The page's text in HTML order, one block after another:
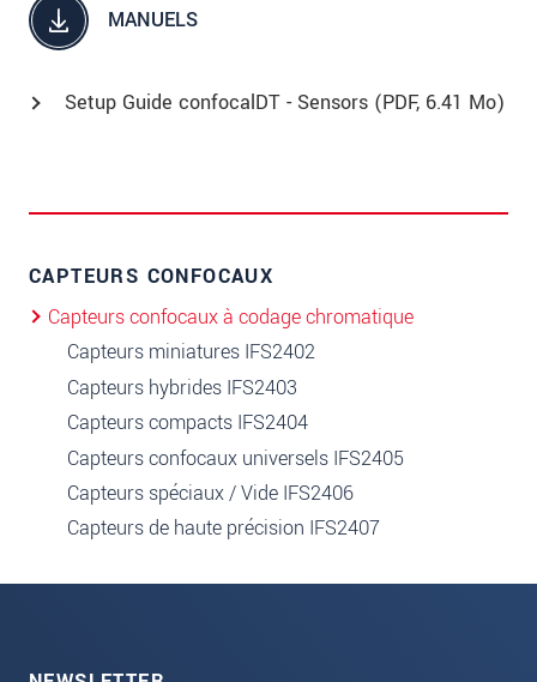
MANUELS
Setup Guide confocalDT - Sensors (PDF, 6.41 Mo)
CAPTEURS CONFOCAUX
Capteurs confocaux à codage chromatique
Capteurs miniatures IFS2402
Capteurs hybrides IFS2403
Capteurs compacts IFS2404
Capteurs confocaux universels IFS2405
Capteurs spéciaux / Vide IFS2406
Capteurs de haute précision IFS2407